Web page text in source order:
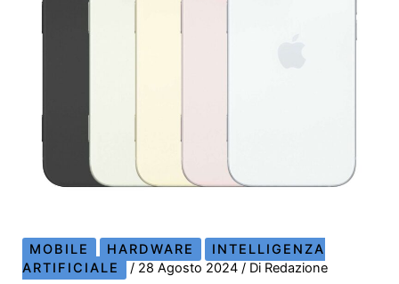
MOBILE HARDWARE
INTELLIGENZA
ARTIFICIALE
/ 28 Agosto 2024/ Di Redazione